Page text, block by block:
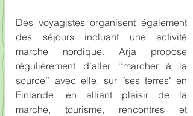
Des voyagistes organisent également
des séjours incluant une activité
marche nordique. Arja propose
régulièrement d’aller ‘’marcher à la
source’’ avec elle, sur ‘’ses terres" en
Finlande, en alliant plaisir de la
marche, tourisme, rencontres et